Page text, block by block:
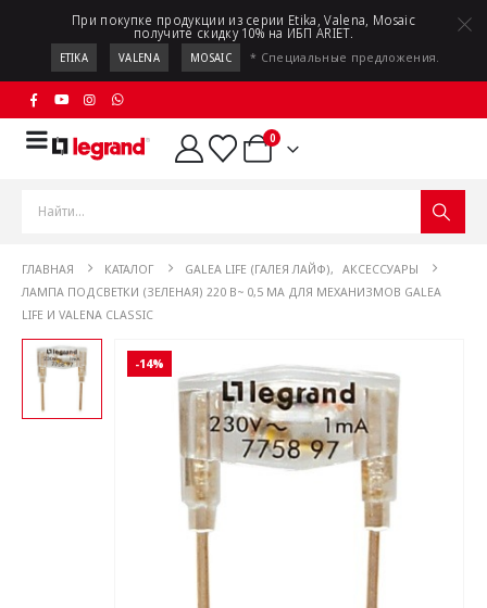
При покупке продукции из серии Etika, Valena, Mosaic
получите скидку 10% на ИБП ARIET.
ETIKA VALENA MOSAIC * Специальные предложения.
0
ГЛАВНАЯ КАТАЛОГ GALEA LIFE (ГАЛЕЯ ЛАЙФ), АКСЕССУАРЫ
ЛАМПА ПОДСВЕТКИ (ЗЕЛЕНАЯ) 220 В~ 0,5 МA ДЛЯ МЕХАНИЗМОВ GALEA
LIFE И VALENA CLASSIC
-14%